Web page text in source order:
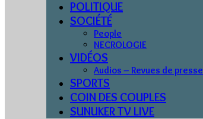
POLITIQUE
SOCIÉTÉ
People
NECROLOGIE
VIDÉOS
Audios – Revues de presse
SPORTS
COIN DES COUPLES
SUNUKER TV LIVE